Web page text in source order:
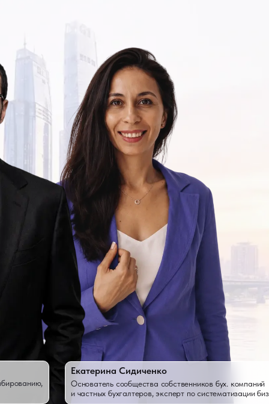
Екатерина Сидиченко
Основатель сообщества собственников бух. компаний
и частных бухгалтеров, эксперт по систематизации